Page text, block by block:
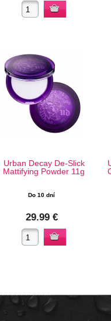
Urban Decay De-Slick
Mattifying Powder 11g
Do 10 dní
29.99 €